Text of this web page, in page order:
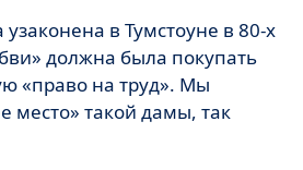
в Тумстоуне в 80-х
должна была покупать
«право на труд». Мы
место» такой дамы, так